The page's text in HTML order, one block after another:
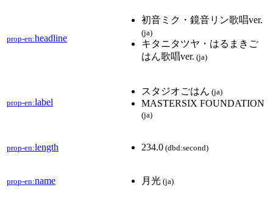
prop-en:headline
初音ミク・鏡音リン歌唱ver.
(ja)
キタニタツヤ・はるまきご
はん歌唱ver. (ja)
prop-en:label
スタジオごはん (ja)
MASTERSIX FOUNDATION
(ja)
prop-en:length 234.0 (dbd:second)
prop-en:name 月光 (ja)